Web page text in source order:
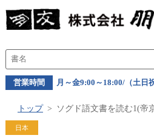
営業時間 月～金9:00～18:00/（土日
トップ ソグド語文書を読む1(帝
日本